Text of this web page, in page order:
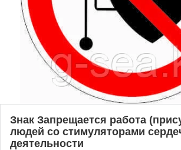
Знак Запрещается работа
людей со стимуляторами
деятельности